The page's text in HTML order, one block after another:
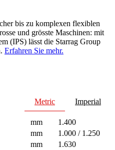
bis zu komplexen flexiblen
und grösste Maschinen: mit
(IPS) lässt die Starrag Group
Erfahren Sie mehr.
Metric Imperial
mm
1.400
mm
1.000 / 1.250
mm
1.630